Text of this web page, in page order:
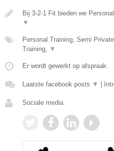
Bij 3-2-1 Fit bieden we
▼
Personal Training, Semi
Training, ▼
Er wordt gewerkt op afspraak.
Laatste facebook posts ▼
Sociale media: